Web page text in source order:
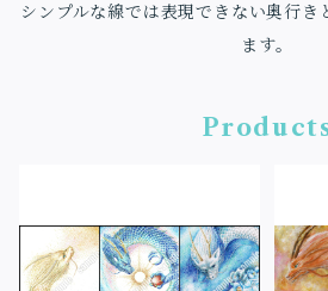
シンプルな線では表現できない奥行き
ます。